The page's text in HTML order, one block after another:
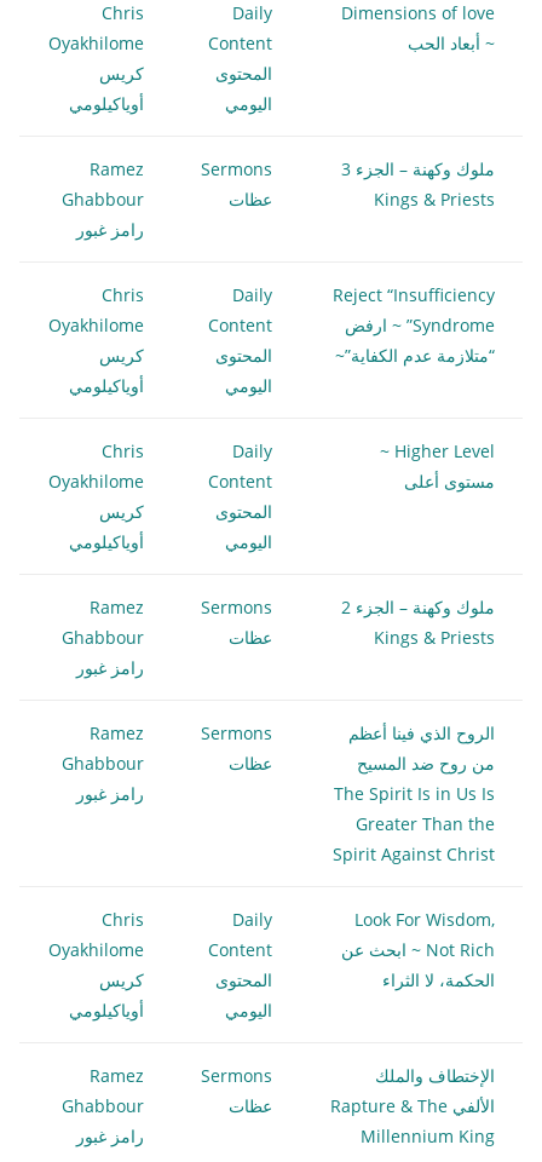
Dimensions of love
~ أبعاد الحب
Daily
Content
المحتوى
اليومي
Chris
Oyakhilome
كريس
أوياكيلومي
ملوك وكهنة – الجزء 3
Kings & Priests
Sermons
عظات
Ramez
Ghabbour
رامز غبور
Reject “Insufficiency
Syndrome” ~ ارفض
“متلازمة عدم الكفاية”~
Daily
Content
المحتوى
اليومي
Chris
Oyakhilome
كريس
أوياكيلومي
Higher Level ~
مستوى أعلى
Daily
Content
المحتوى
اليومي
Chris
Oyakhilome
كريس
أوياكيلومي
ملوك وكهنة – الجزء 2
Kings & Priests
Sermons
عظات
Ramez
Ghabbour
رامز غبور
الروح الذي فينا أعظم
من روح ضد المسيح
The Spirit Is in Us Is
Greater Than the
Spirit Against Christ
Sermons
عظات
Ramez
Ghabbour
رامز غبور
Look For Wisdom,
Not Rich ~ ابحث عن
الحكمة، لا الثراء
Daily
Content
المحتوى
اليومي
Chris
Oyakhilome
كريس
أوياكيلومي
الإختطاف والملك
الألفي Rapture & The
Millennium King
Sermons
عظات
Ramez
Ghabbour
رامز غبور